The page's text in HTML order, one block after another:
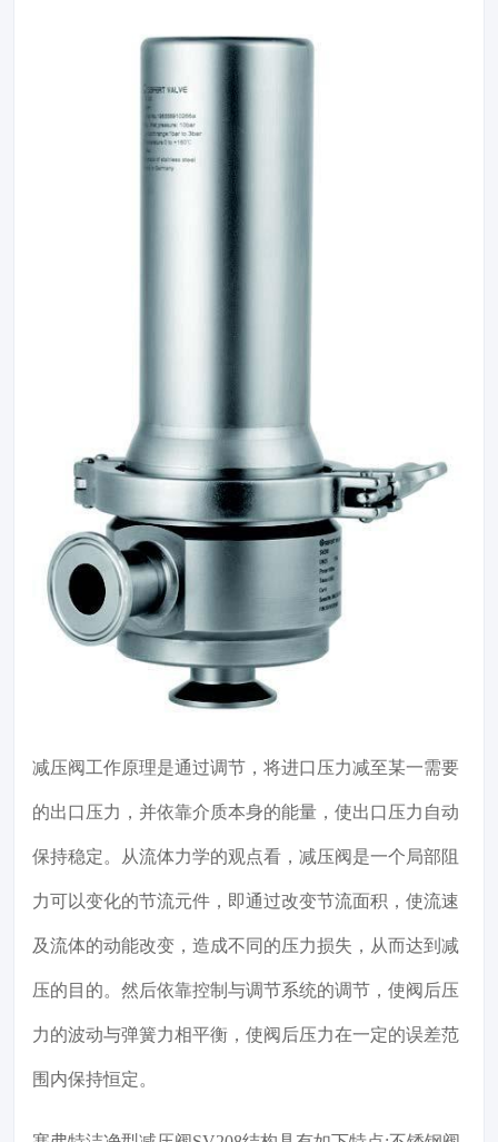
减压阀工作原理是通过调节，将进口压力减至某一需要
的出口压力，并依靠介质本身的能量，使出口压力自动
保持稳定。从流体力学的观点看，减压阀是一个局部阻
力可以变化的节流元件，即通过改变节流面积，使流速
及流体的动能改变，造成不同的压力损失，从而达到减
压的目的。然后依靠控制与调节系统的调节，使阀后压
力的波动与弹簧力相平衡，使阀后压力在一定的误差范
围内保持恒定。